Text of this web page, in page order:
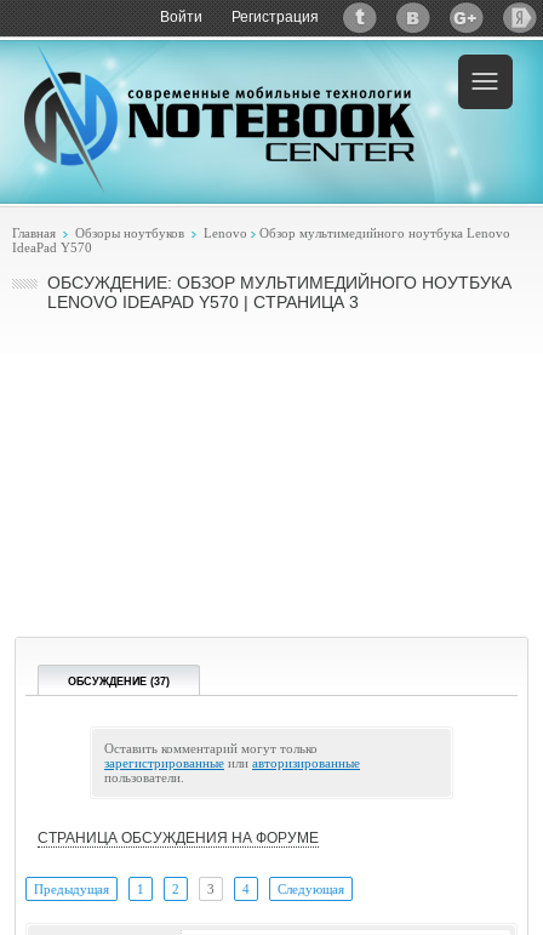
Войти Регистрация
Главная Обзоры ноутбуков Lenovo
Обзор мультимедийного ноутбука Lenovo
IdeaPad Y570
ОБСУЖДЕНИЕ: ОБЗОР МУЛЬТИМЕДИЙНОГО НОУТБУКА
LENOVO IDEAPAD Y570 | СТРАНИЦА 3
ОБСУЖДЕНИЕ (37)
Оставить комментарий могут только
зарегистрированные или авторизированные
пользователи.
СТРАНИЦА ОБСУЖДЕНИЯ НА ФОРУМЕ
Предыдущая 1 2 3 4 Следующая